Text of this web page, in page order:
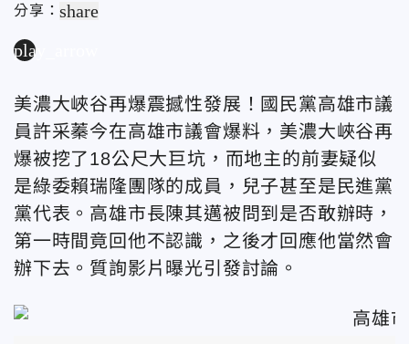
分享：share
play_arrow
美濃大峽谷再爆震撼性發展！國民黨高雄市議
員許采蓁今在高雄市議會爆料，美濃大峽谷再
爆被挖了18公尺大巨坑，而地主的前妻疑似
是綠委賴瑞隆團隊的成員，兒子甚至是民進黨
黨代表。高雄市長陳其邁被問到是否敢辦時，
第一時間竟回他不認識，之後才回應他當然會
辦下去。質詢影片曝光引發討論。